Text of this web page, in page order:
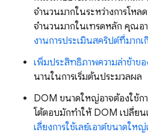
จำนวนมากในระหว่างการโหล
จำนวนมากในเทรดหลัก คุณอ
งานการประเมินสคริปต์ที่มากเ
เพิ่มประสิทธิภาพความล่าช้าข
นานในการเริ่มต้นประมวลผล
DOM ขนาดใหญ่อาจต้องใช้ก
โต้ตอบมักทำให้ DOM เปลี่ย
เลี่ยงการใช้เลย์เอาต์ขนาดให